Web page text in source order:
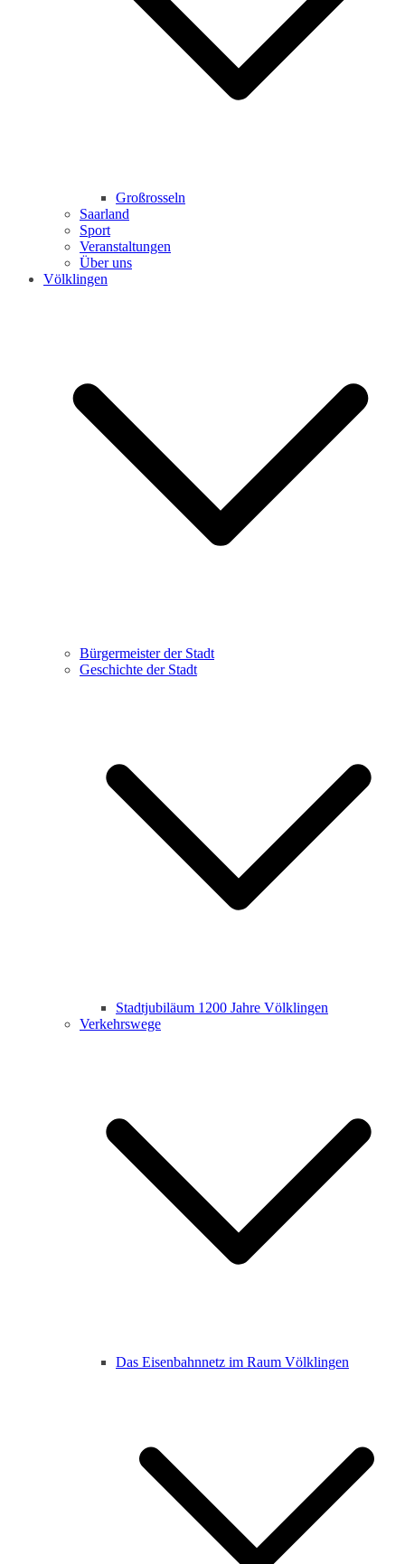
Großrosseln
Saarland
Sport
Veranstaltungen
Über uns
Völklingen
Bürgermeister der Stadt
Geschichte der Stadt
Stadtjubiläum 1200 Jahre Völklingen
Verkehrswege
Das Eisenbahnnetz im Raum Völklingen